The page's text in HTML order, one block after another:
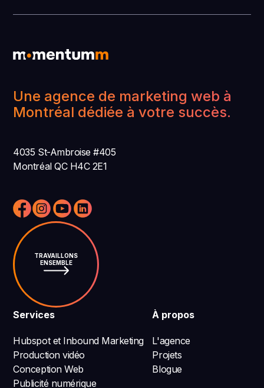
Une agence de marketing web à
Montréal dédiée à votre succès.
4035 St-Ambroise #405
Montréal QC H4C 2E1
Services
Hubspot et Inbound Marketing
Production vidéo
Conception Web
Publicité numérique
À propos
L'agence
Projets
Blogue
TRAVAILLONS
ENSEMBLE